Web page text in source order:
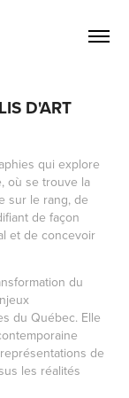
D'ART
qui explore
où se trouve la
sur le rang, de
de façon
et de concevoir
du
du Québec. Elle
de
les réalités